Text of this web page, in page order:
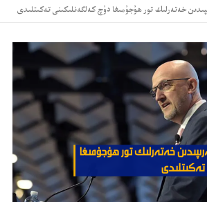
خەتەرلىك تور ھۇجۇمىغا دۇچ كەلگەنلىكىنى تەكىتلىدى